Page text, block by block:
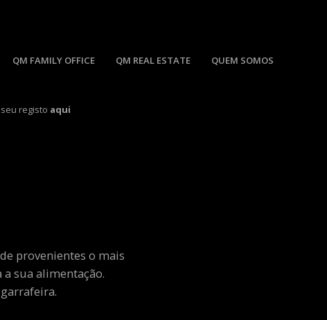
QM FAMILY OFFICE QM REAL ESTATE QUEM SOMOS
registo aqui
provenientes o mais
sua alimentação.